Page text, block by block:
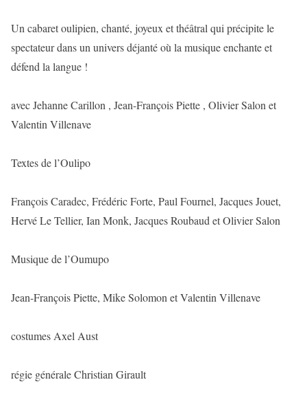
Un cabaret oulipien, chanté, joyeux et théâtral qui précipite le
spectateur dans un univers déjanté où la musique enchante et
défend la langue !
avec Jehanne Carillon , Jean-François Piette , Olivier Salon et
Valentin Villenave
Textes de l’Oulipo
François Caradec, Frédéric Forte, Paul Fournel, Jacques Jouet,
Hervé Le Tellier, Ian Monk, Jacques Roubaud et Olivier Salon
Musique de l’Oumupo
Jean-François Piette, Mike Solomon et Valentin Villenave
costumes Axel Aust
régie générale Christian Girault